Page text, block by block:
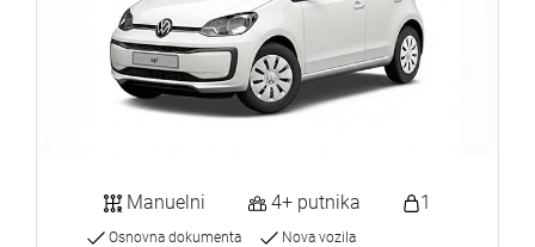
Manuelni 4+ putnika 1
Osnovna dokumenta
Nova vozila